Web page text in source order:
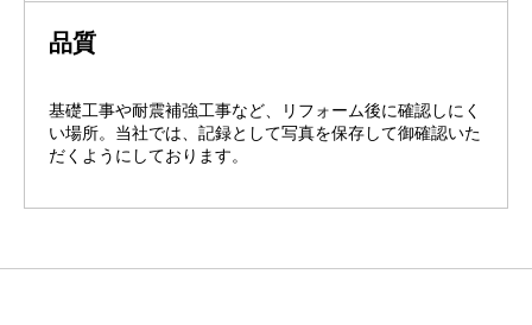
品質
基礎工事や耐震補強工事など、リフォーム後に確認しにく
い場所。当社では、記録として写真を保存して御確認いた
だくようにしております。